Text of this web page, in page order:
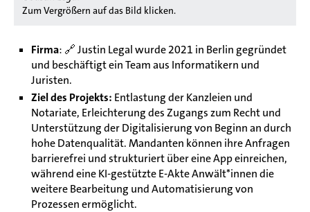
Zum Vergrößern auf das Bild klicken.
Firma: 🔗Justin Legal wurde 2021 in Berlin gegründet
und beschäftigt ein Team aus Informatikern und
Juristen.
Ziel des Projekts: Entlastung der Kanzleien und
Notariate, Erleichterung des Zugangs zum Recht und
Unterstützung der Digitalisierung von Beginn an durch
hohe Datenqualität. Mandanten können ihre Anfragen
barrierefrei und strukturiert über eine App einreichen,
während eine KI-gestützte E-Akte Anwält*innen die
weitere Bearbeitung und Automatisierung von
Prozessen ermöglicht.